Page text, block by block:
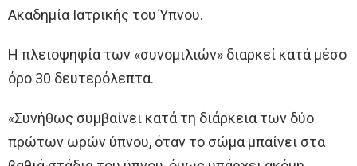
Ακαδημία Ιατρικής του Ύπνου.
Η πλειοψηφία των «συνομιλιών» διαρκεί κατά μέσο
όρο 30 δευτερόλεπτα.
«Συνήθως συμβαίνει κατά τη διάρκεια των δύο
πρώτων ωρών ύπνου, όταν το σώμα μπαίνει στα